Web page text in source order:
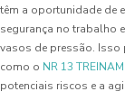
têm a oportunidade de
segurança no trabalho
vasos de pressão. Isso
como o NR 13
potenciais riscos e a